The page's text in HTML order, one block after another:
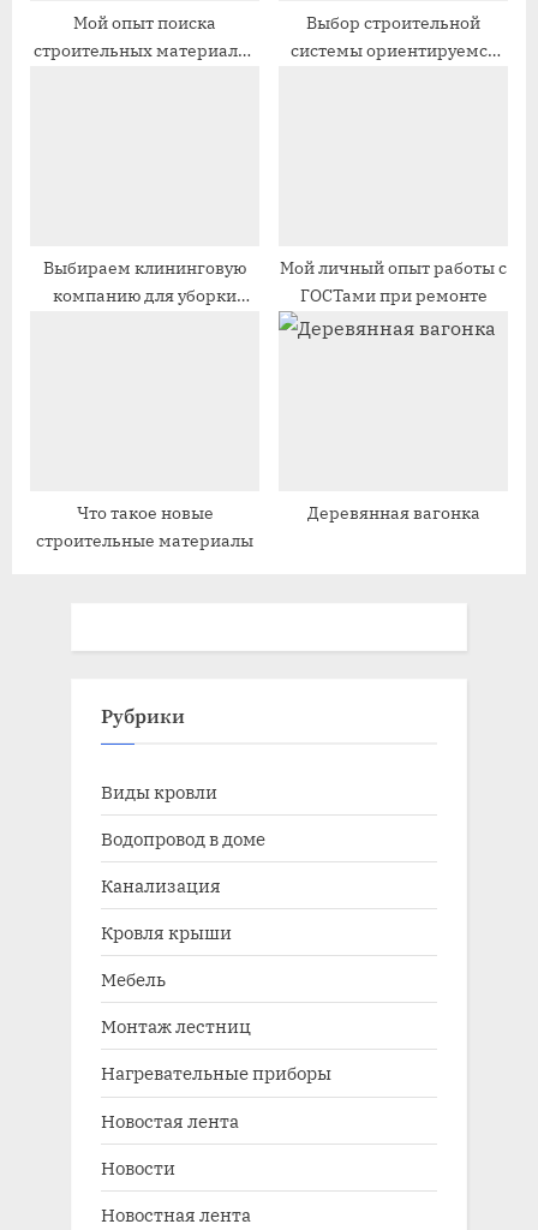
и
п
и
Мой опыт поиска
строительных материалов
Выбор строительной
системы ориентируемся
Выбираем клининговую
компанию для уборки
Мой личный опыт работы с
ГОСТами при ремонте
Что такое новые
строительные материалы
Деревянная вагонка
Рубрики
Виды кровли
Водопровод в доме
Канализация
Кровля крыши
Мебель
Монтаж лестниц
Нагревательные приборы
Новостая лента
Новости
Новостная лента